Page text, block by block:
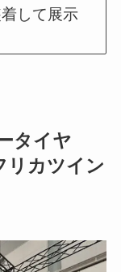
して展示
タイヤ
リカツイン